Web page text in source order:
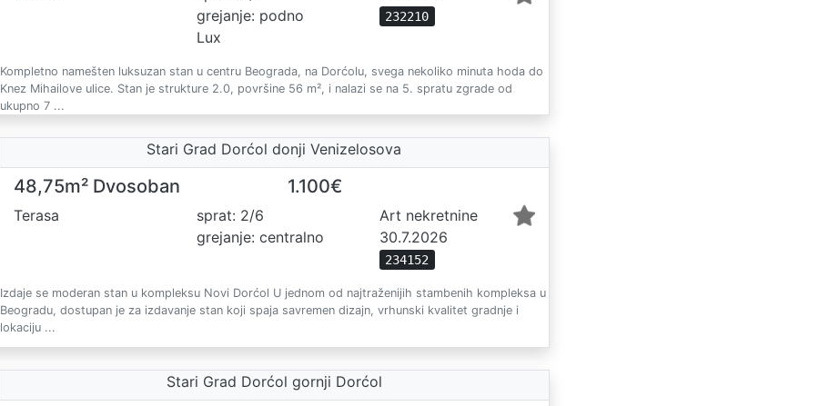
grejanje: podno
Lux
232210
Kompletno namešten luksuzan stan u centru Beograda, na Dorćolu, svega nekoliko minuta hoda do
Knez Mihailove ulice. Stan je strukture 2.0, površine 56 m², i nalazi se na 5. spratu zgrade od
ukupno 7 ...
Stari Grad Dorćol donji Venizelosova
48,75m² Dvosoban 1.100€
Terasa
sprat: 2/6
grejanje: centralno
Art nekretnine
30.7.2026
234152
Izdaje se moderan stan u kompleksu Novi Dorćol U jednom od najtraženijih stambenih kompleksa u
Beogradu, dostupan je za izdavanje stan koji spaja savremen dizajn, vrhunski kvalitet gradnje i
lokaciju ...
Stari Grad Dorćol gornji Dorćol